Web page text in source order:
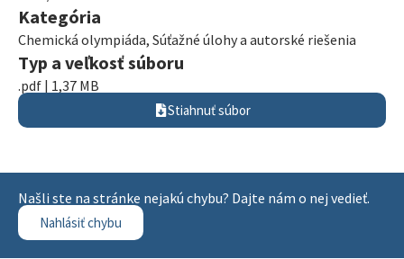
Kategória
Chemická olympiáda, Súťažné úlohy a autorské riešenia
Typ a veľkosť súboru
.pdf | 1,37 MB
Stiahnuť súbor
Našli ste na stránke nejakú chybu? Dajte nám o nej vedieť.
Nahlásiť chybu